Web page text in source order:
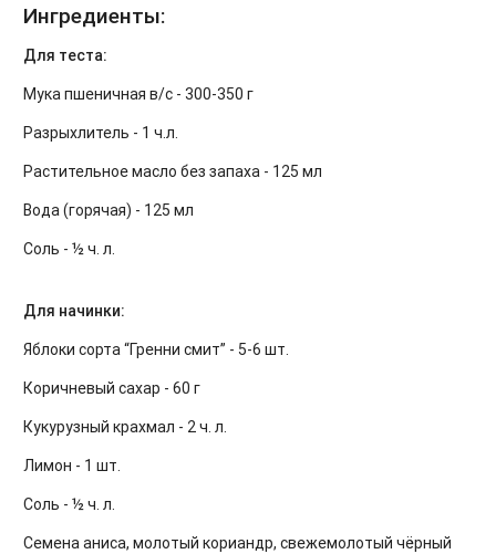
Ингредиенты:
Для теста:
Мука пшеничная в/с - 300-350 г
Разрыхлитель - 1 ч.л.
Растительное масло без запаха - 125 мл
Вода (горячая) - 125 мл
Соль - ½ ч. л.
Для начинки:
Яблоки сорта “Гренни смит” - 5-6 шт.
Коричневый сахар - 60 г
Кукурузный крахмал - 2 ч. л.
Лимон - 1 шт.
Соль - ½ ч. л.
Семена аниса, молотый кориандр, свежемолотый чёрный